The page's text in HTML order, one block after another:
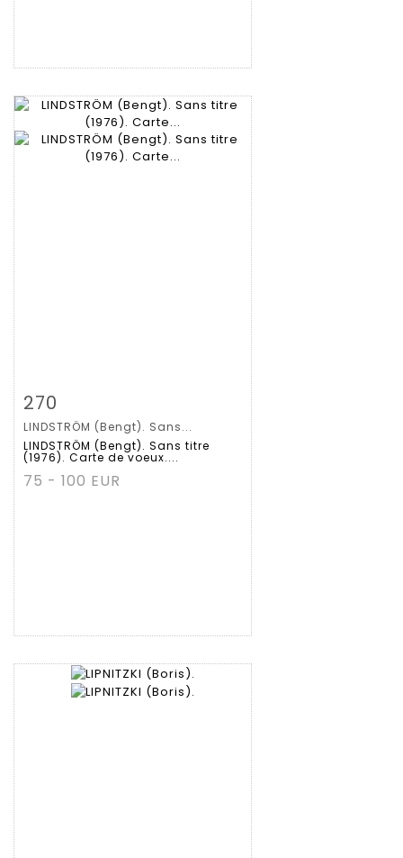
Gedetailleerde
fiche
270
LINDSTRÖM (Bengt). Sans...
LINDSTRÖM (Bengt). Sans titre
(1976). Carte de voeux....
75 - 100 EUR